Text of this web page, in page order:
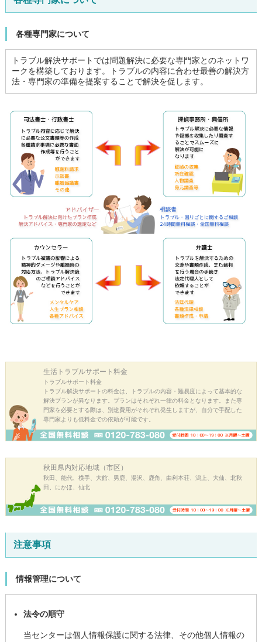
各種専門家について
トラブル解決サポートでは問題解決に必要な専門家とのネットワ
ークを構築しております。トラブルの内容に合わせ最善の解決方
法・専門家の準備を提案することで解決を促します。
生活トラブルサポート料金
トラブルサポート料金
トラブル解決サポートの料金は、トラブルの内容・難易度によって基本的な
解決プランが異なります。プランはそれぞれ一律の料金となります。また専
門家を必要とする際は、別途費用がそれぞれ発生しますが、自分で手配した
専門家よりも低料金での依頼が可能です。
秋田県内対応地域（市区）
秋田、能代、横手、大館、男鹿、湯沢、鹿角、由利本荘、潟上、大仙、北秋
田、にかほ、仙北
注意事項
情報管理について
法令の順守
当センターは個人情報保護に関する法律、その他個人情報の